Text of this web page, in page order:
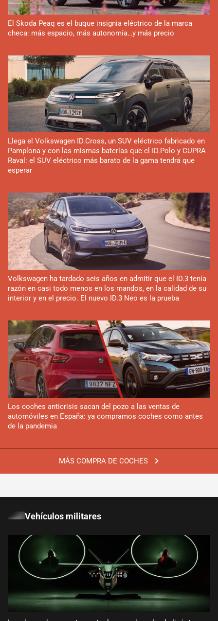
MÁS COMPRA DE COCHES
El Skoda Peaq es el buque insignia eléctrico de la marca
checa: más espacio, más autonomía…y más precio
Llega el Volkswagen ID.Cross, un SUV eléctrico fabricado en
Pamplona y con las mismas baterías que el ID.Polo y CUPRA
Raval: el SUV eléctrico más barato de la gama tendrá que
esperar
Volkswagen ha tardado seis años en admitir que el ID.3 tenía
razón en casi todo menos en los mandos, en la calidad de su
interior y en el precio. El nuevo ID.3 Neo es la prueba
Los coches anticrisis sacan del pozo a las ventas de
automóviles en España: ya compramos coches como antes
de la pandemia
Vehículos militares